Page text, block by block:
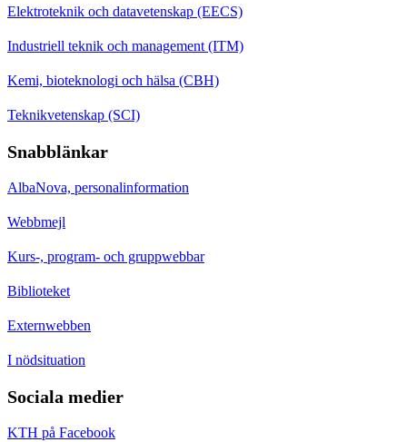
Elektroteknik och datavetenskap (EECS)
Industriell teknik och management (ITM)
Kemi, bioteknologi och hälsa (CBH)
Teknikvetenskap (SCI)
Snabblänkar
AlbaNova, personalinformation
Webbmejl
Kurs-, program- och gruppwebbar
Biblioteket
Externwebben
I nödsituation
Sociala medier
KTH på Facebook